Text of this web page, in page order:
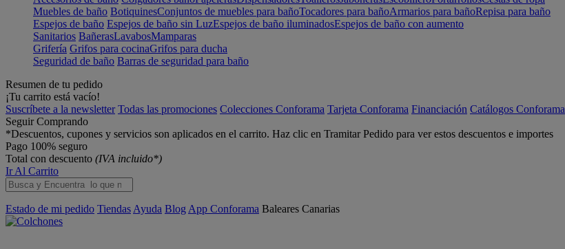
Muebles de baño BotiquinesConjuntos de muebles para bañoTocadores para bañoArmarios para bañoRepisa para baño
Espejos de baño Espejos de baño sin LuzEspejos de baño iluminadosEspejos de baño con aumento
Sanitarios BañerasLavabosMamparas
Grifería Grifos para cocinaGrifos para ducha
Seguridad de baño Barras de seguridad para baño
Resumen de tu pedido
¡Tu carrito está vacío!
Suscríbete a la newsletter Todas las promociones Colecciones Conforama Tarjeta Conforama Financiación Catálogos Conforama
Seguir Comprando
*Descuentos, cupones y servicios son aplicados en el carrito. Haz clic en Tramitar Pedido para ver estos descuentos e importes
Pago 100% seguro
Total con descuento (IVA incluido*)
Ir Al Carrito
Estado de mi pedido Tiendas Ayuda Blog App Conforama Baleares Canarias